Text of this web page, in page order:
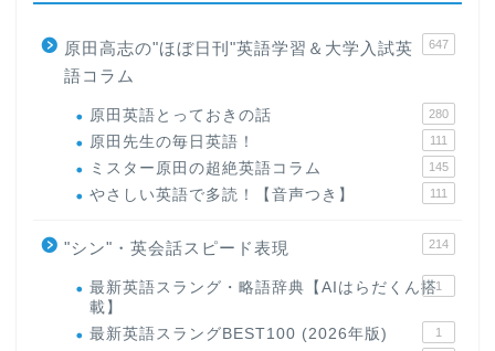
原田高志の"ほぼ日刊"英語学習＆大学入試英
語コラム
647
原田英語とっておきの話 280
原田先生の毎日英語！ 111
ミスター原田の超絶英語コラム 145
やさしい英語で多読！【音声つき】 111
"シン"・英会話スピード表現 214
最新英語スラング・略語辞典【AIはらだくん搭
載】
1
最新英語スラングBEST100 (2026年版) 1